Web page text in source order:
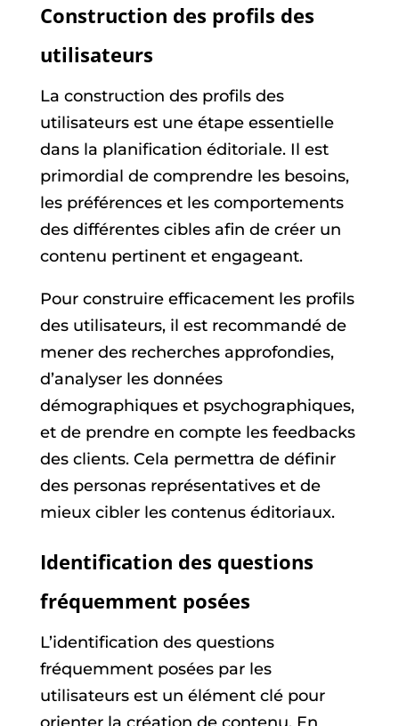
Construction des profils des
utilisateurs
La construction des profils des
utilisateurs est une étape essentielle
dans la planification éditoriale. Il est
primordial de comprendre les besoins,
les préférences et les comportements
des différentes cibles afin de créer un
contenu pertinent et engageant.
Pour construire efficacement les profils
des utilisateurs, il est recommandé de
mener des recherches approfondies,
d’analyser les données
démographiques et psychographiques,
et de prendre en compte les feedbacks
des clients. Cela permettra de définir
des personas représentatives et de
mieux cibler les contenus éditoriaux.
Identification des questions
fréquemment posées
L’identification des questions
fréquemment posées par les
utilisateurs est un élément clé pour